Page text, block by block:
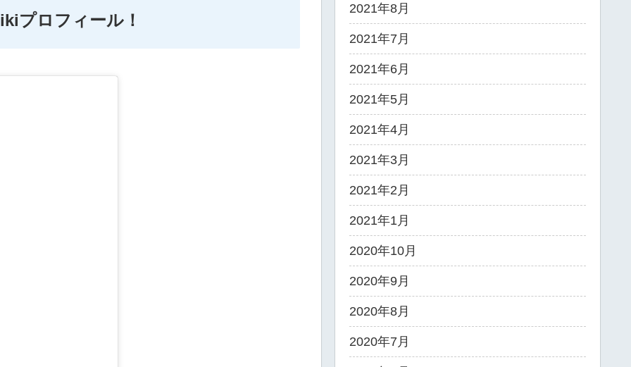
プロフィール！
2021年8月
2021年7月
2021年6月
2021年5月
2021年4月
2021年3月
2021年2月
2021年1月
2020年10月
2020年9月
2020年8月
2020年7月